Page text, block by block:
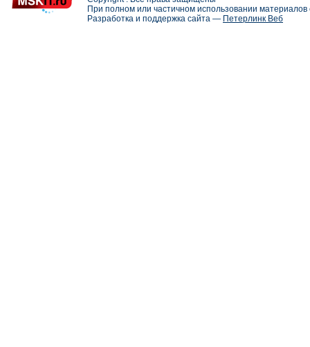
При полном или частичном использовании
Разработка и поддержка сайта — Петерлинк Веб